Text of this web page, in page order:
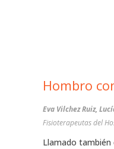
Hombro
Eva Vilchez Ruiz,
Fisioterapeutas del
Llamado también